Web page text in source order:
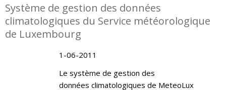
Système de gestion des données
climatologiques du Service météorologique
de Luxembourg
1-06-2011
Le système de gestion des
données climatologiques de MeteoLux